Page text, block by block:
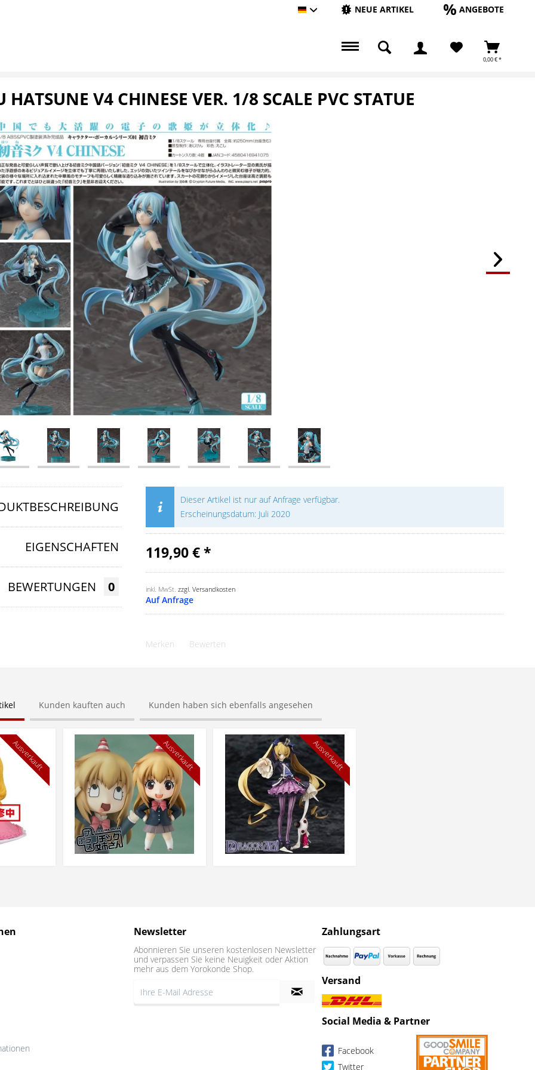
Hauptshop DeutschNEUE ARTIKEL ANGEBOTE
0,00 € *
V4 CHINESE VER. 1/8 SCALE PVC STATUE
Dieser Artikel ist nur auf Anfrage verfügbar.
Erscheinungsdatum: Juli 2020
119,90 € *
inkl. MwSt. zzgl. Versandkosten
Auf Anfrage
Merken Bewerten
EIGENSCHAFTEN
BEWERTUNGEN 0
Kunden kauften auch Kunden haben sich ebenfalls angesehen
Ausverkauft Ausverkauft Ausverkauft
Newsletter
Abonnieren Sie unseren kostenlosen Newsletter
und verpassen Sie keine Neuigkeit oder Aktion
mehr aus dem Yorokonde Shop.
Zahlungsart
Versand
Social Media & Partner
Facebook
Twitter